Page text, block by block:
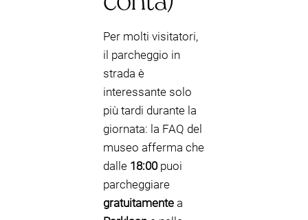
Per molti visitatori,
il parcheggio in
strada è
interessante solo
più tardi durante la
giornata: la FAQ del
museo afferma che
dalle 18:00puoi
parcheggiare
gratuitamente a